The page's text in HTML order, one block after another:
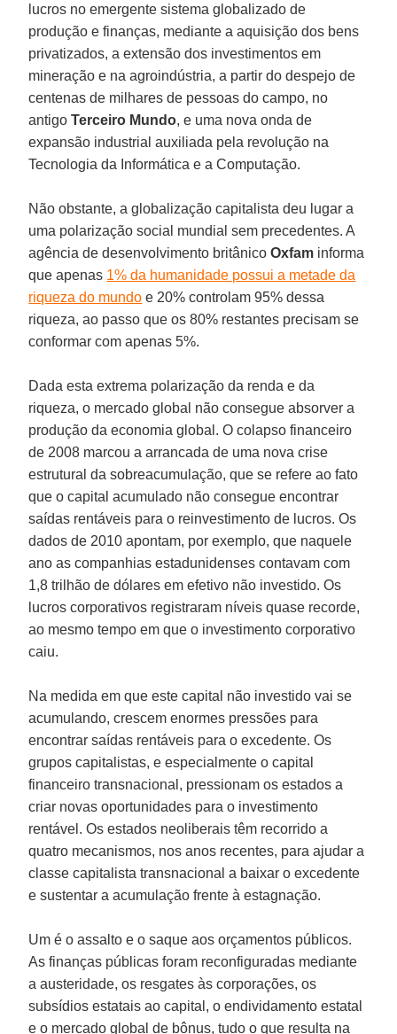
lucros no emergente sistema globalizado de
produção e finanças, mediante a aquisição dos bens
privatizados, a extensão dos investimentos em
mineração e na agroindústria, a partir do despejo de
centenas de milhares de pessoas do campo, no
antigoTerceiro Mundo, e uma nova onda de
expansão industrial auxiliada pela revolução na
Tecnologia da Informática e a Computação.
Não obstante, a globalização capitalista deu lugar a
uma polarização social mundial sem precedentes. A
agência de desenvolvimento britânicoOxfam informa
que apenas 1% da humanidade possui a metade da
riqueza do mundo e 20% controlam 95% dessa
riqueza, ao passo que os 80% restantes precisam se
conformar com apenas 5%.
Dada esta extrema polarização da renda e da
riqueza, o mercado global não consegue absorver a
produção da economia global. O colapso financeiro
de 2008 marcou a arrancada de uma nova crise
estrutural da sobreacumulação, que se refere ao fato
que o capital acumulado não consegue encontrar
saídas rentáveis para o reinvestimento de lucros. Os
dados de 2010 apontam, por exemplo, que naquele
ano as companhias estadunidenses contavam com
1,8 trilhão de dólares em efetivo não investido. Os
lucros corporativos registraram níveis quase recorde,
ao mesmo tempo em que o investimento corporativo
caiu.
Na medida em que este capital não investido vai se
acumulando, crescem enormes pressões para
encontrar saídas rentáveis para o excedente. Os
grupos capitalistas, e especialmente o capital
financeiro transnacional, pressionam os estados a
criar novas oportunidades para o investimento
rentável. Os estados neoliberais têm recorrido a
quatro mecanismos, nos anos recentes, para ajudar a
classe capitalista transnacional a baixar o excedente
e sustentar a acumulação frente à estagnação.
Um é o assalto e o saque aos orçamentos públicos.
As finanças públicas foram reconfiguradas mediante
a austeridade, os resgates às corporações, os
subsídios estatais ao capital, o endividamento estatal
e o mercado global de bônus, tudo o que resulta na